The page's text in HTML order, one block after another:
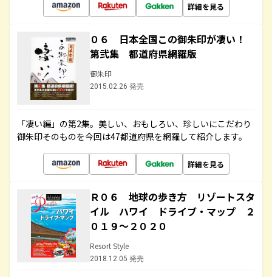
詳細を見る
０６ 日本全国この御朱印が凄い！
第弐集 都道府県網羅版
御朱印
2015.02.26 発売
「凄い編」の第2集。美しい、おもしろい、珍しいにこだわり
御朱印そのものを今回は47都道府県を網羅して紹介します。
詳細を見る
Ｒ０６ 地球の歩き方 リゾートスタ
イル ハワイ ドライブ・マップ ２
０１９～２０２０
Resort Style
2018.12.05 発売